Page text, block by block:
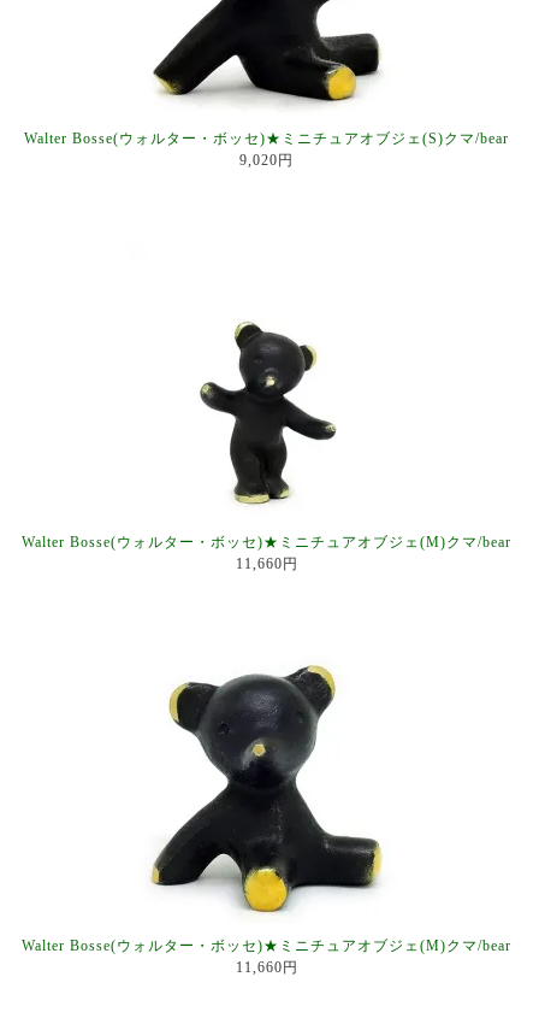
Walter Bosse(ウォルター・ボッセ)★ミニチュアオブジェ(S)クマ/bear
9,020円
Walter Bosse(ウォルター・ボッセ)★ミニチュアオブジェ(M)クマ/bear
11,660円
Walter Bosse(ウォルター・ボッセ)★ミニチュアオブジェ(M)クマ/bear
11,660円